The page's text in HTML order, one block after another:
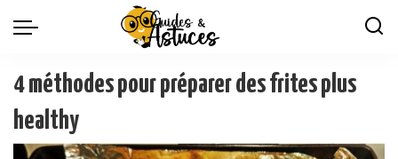
4 méthodes pour préparer des frites plus
healthy